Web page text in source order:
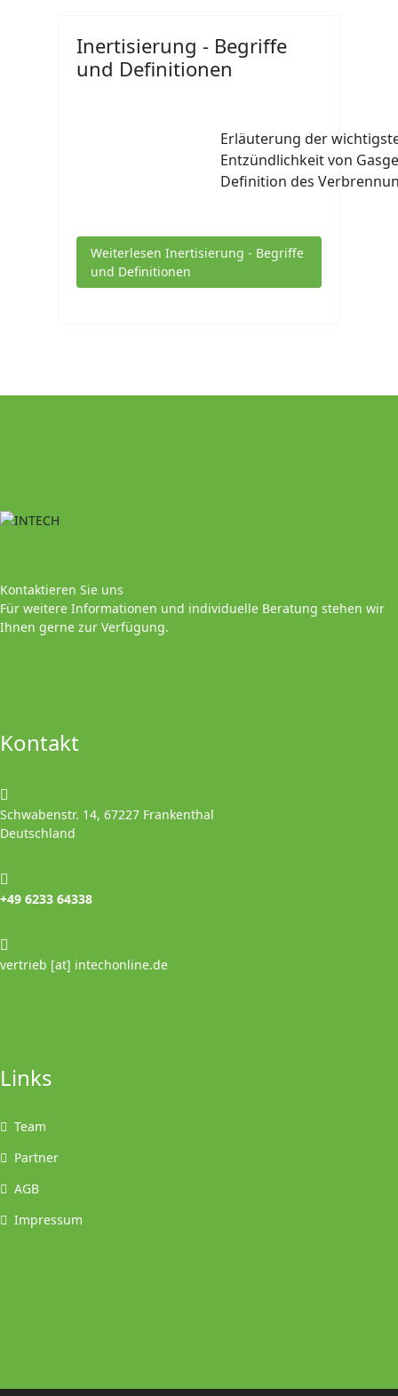
Inertisierung - Begriffe
und Definitionen
Erläuterung der
Entzündlichkeit von
Definition des
Weiterlesen Inertisierung - Begriffe
und Definitionen
Kontaktieren Sie uns
Für weitere Informationen und individuelle Beratung stehen wir
Ihnen gerne zur Verfügung.
Kontakt
Schwabenstr. 14, 67227 Frankenthal
Deutschland
+49 6233 64338
vertrieb [at] intechonline.de
Links
Team
Partner
AGB
Impressum